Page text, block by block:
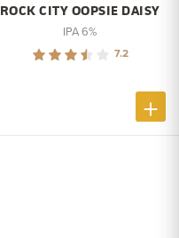
ROCK CITY OOPSIE DAISY
IPA 6%
7.2